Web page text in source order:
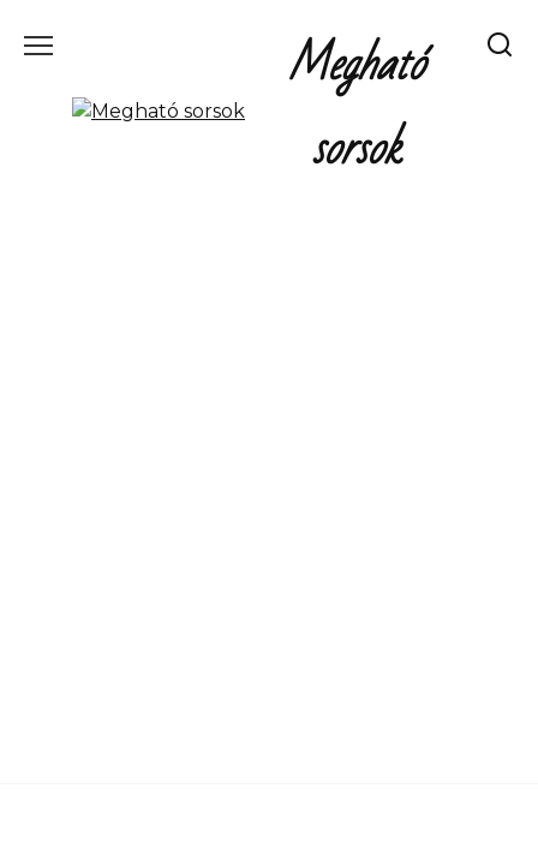
Megható
sorsok